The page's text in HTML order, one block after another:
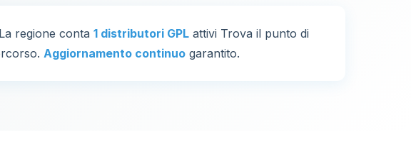
regione conta 1 distributori GPL attivi Trova il punto di
Aggiornamento continuo garantito.